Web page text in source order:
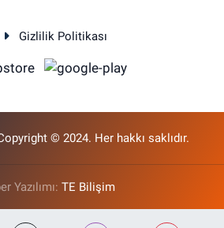
Gizlilik Politikası
© 2024. Her hakkı saklıdır.
Yazılımı: TE Bilişim